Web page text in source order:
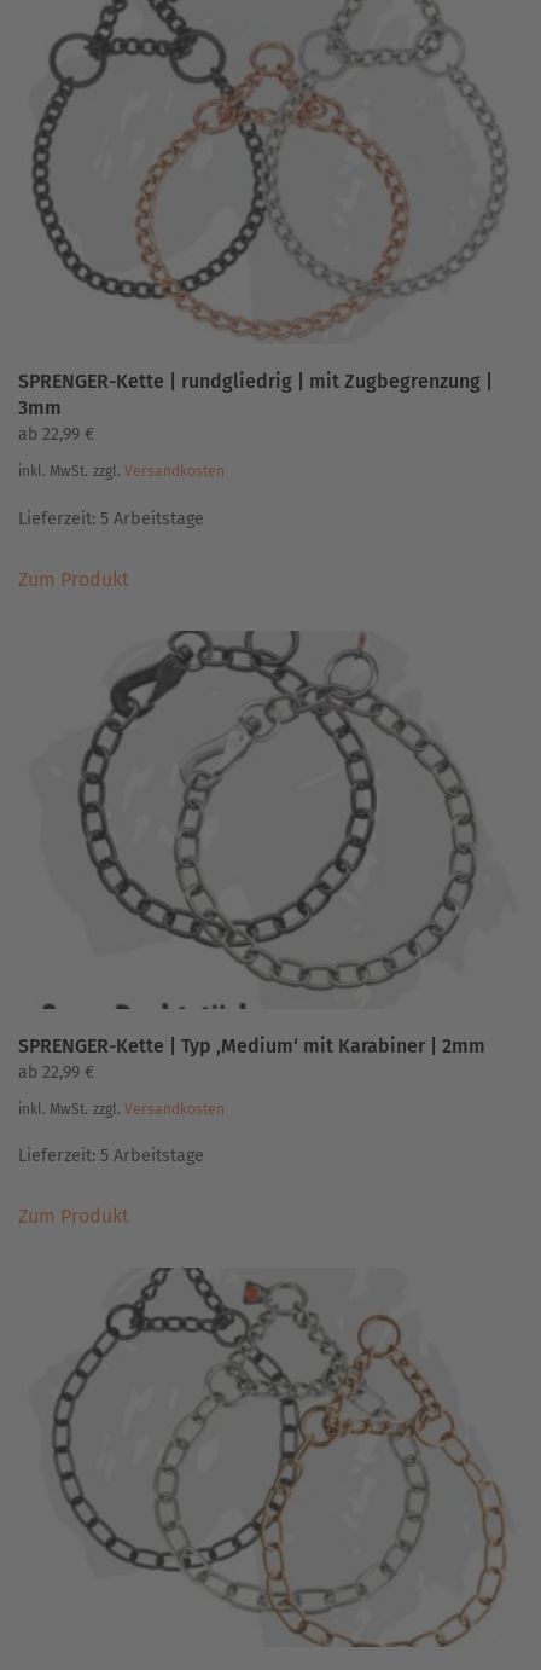
SPRENGER-Kette | rundgliedrig | mit Zugbegrenzung |
3mm
ab 22,99 €
inkl. MwSt. zzgl. Versandkosten
Lieferzeit: 5 Arbeitstage
Zum ProduktProdukt
mehrere
Varianten
auf.
Die
Optionen
können
Produktseite
gewählt
werden
SPRENGER-Kette | Typ ‚Medium‘ mit Karabiner | 2mm
ab 22,99 €
inkl. MwSt. zzgl. Versandkosten
Lieferzeit: 5 Arbeitstage
Zum ProduktProdukt
mehrere
Varianten
auf.
Optionen
können
Produktseite
gewählt
werden